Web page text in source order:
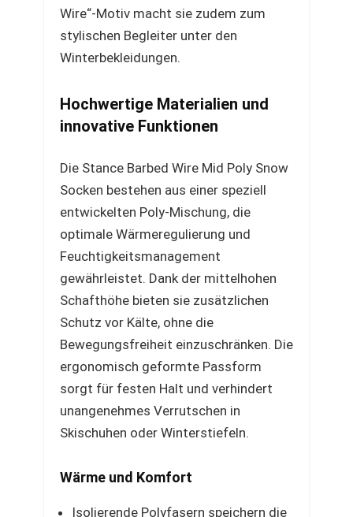
Wire“-Motiv macht sie zudem zum
stylischen Begleiter unter den
Winterbekleidungen.
Hochwertige Materialien und
innovative Funktionen
Die Stance Barbed Wire Mid Poly Snow
Socken bestehen aus einer speziell
entwickelten Poly-Mischung, die
optimale Wärmeregulierung und
Feuchtigkeitsmanagement
gewährleistet. Dank der mittelhohen
Schafthöhe bieten sie zusätzlichen
Schutz vor Kälte, ohne die
Bewegungsfreiheit einzuschränken. Die
ergonomisch geformte Passform
sorgt für festen Halt und verhindert
unangenehmes Verrutschen in
Skischuhen oder Winterstiefeln.
Wärme und Komfort
Isolierende Polyfasern speichern die